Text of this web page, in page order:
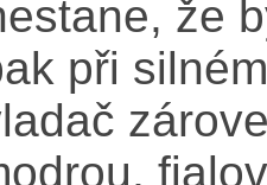
že
při